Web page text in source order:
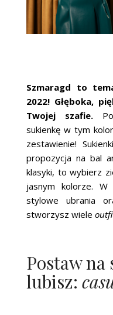
Szmaragd to
2022! Głęboka,
Twojej szafie.
sukienkę w tym
zestawienie!
propozycja na bal
klasyki, to wybierz
jasnym kolorze. W
stylowe ubrania
stworzysz wiele
Postaw
lubisz: